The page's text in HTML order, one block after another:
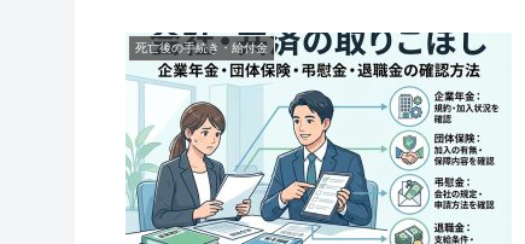
死亡後の手続き・給付金